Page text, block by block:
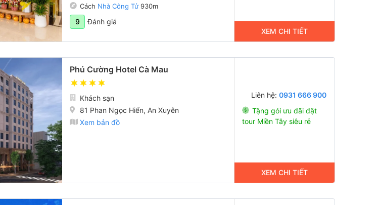
Cách Nhà Công Tử930m
9 Đánh giá
XEM CHI TIẾT
Phú Cường Hotel Cà Mau
Khách sạn
81 Phan Ngọc Hiển, An Xuyên
Xem bản đồ
Liên hệ:0931 666 900
Tặng gói ưu đãi đặt
tour Miền Tây siêu rẻ
XEM CHI TIẾT